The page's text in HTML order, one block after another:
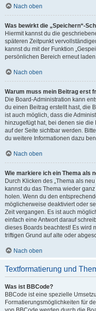
Nach oben
Was bewirkt die „Speichern“-
Hiermit kannst du die
späteren Zeitpunkt
kannst du mit der Funktion
persönlichen Bereich erneut
Nach oben
Warum muss mein Beitrag erst
Die Board-Administration kann
du einen Beitrag erstellt hast, die
ist auch möglich, dass die
hinzugefügt hat, bei denen sie
auf der Seite sichtbar werden.
du weitere Informationen dazu
Nach oben
Wie markiere ich ein Thema als
Durch Klicken des „Thema als
kannst du das Thema wieder
holen. Wenn du den
möglicherweise deaktiviert oder
Zeit vergangen. Es ist auch
einfach eine Antwort darauf
dieses Boards beachtest! Es wird
triftigen Grund auf alte oder
Nach oben
Textformatierung und
Was ist BBCode?
BBCode ist eine spezielle
Formatierungsmöglichkeiten für